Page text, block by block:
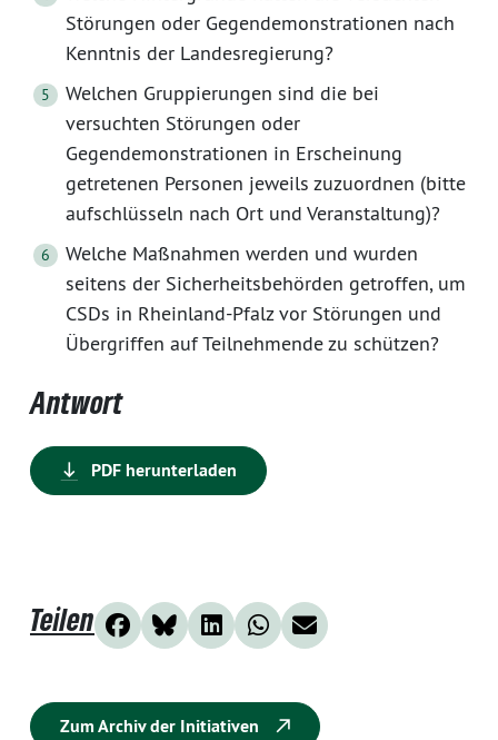
Störungen oder Gegendemonstrationen nach
Kenntnis der Landesregierung?
Welchen Gruppierungen sind die bei
versuchten Störungen oder
Gegendemonstrationen in Erscheinung
getretenen Personen jeweils zuzuordnen (bitte
aufschlüsseln nach Ort und Veranstaltung)?
Welche Maßnahmen werden und wurden
seitens der Sicherheitsbehörden getroffen, um
CSDs in Rheinland-Pfalz vor Störungen und
Übergriffen auf Teilnehmende zu schützen?
Antwort
PDF herunterladen
Teilen
Zum Archiv der Initiativen